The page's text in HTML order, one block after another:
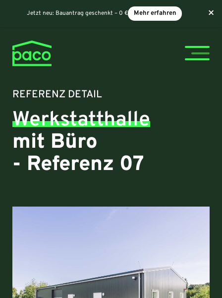
REFERENZ DETAIL
Werkstatthalle
mit Büro
- Referenz 07
Jetzt neu: Bauantrag geschenkt – 0 € Mehr erfahren ×